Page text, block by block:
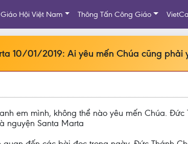
Giáo Hội Việt Nam Thông Tấn Công Giáo
10/01/2019: Ai yêu mến Chúa cũng phải
em mình, không thể nào yêu mến Chúa.
nguyện Santa Marta